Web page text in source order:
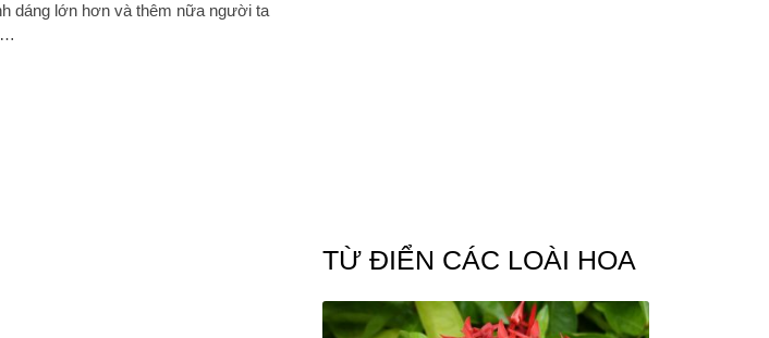
dáng lớn hơn và thêm nữa người ta
…
TỪ ĐIỂN CÁC LOÀI HOA